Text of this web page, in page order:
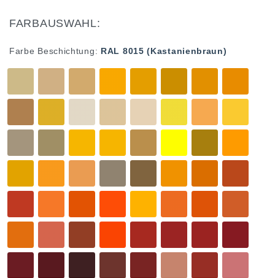
FARBAUSWAHL:
Farbe Beschichtung: RAL 8015 (Kastanienbraun)